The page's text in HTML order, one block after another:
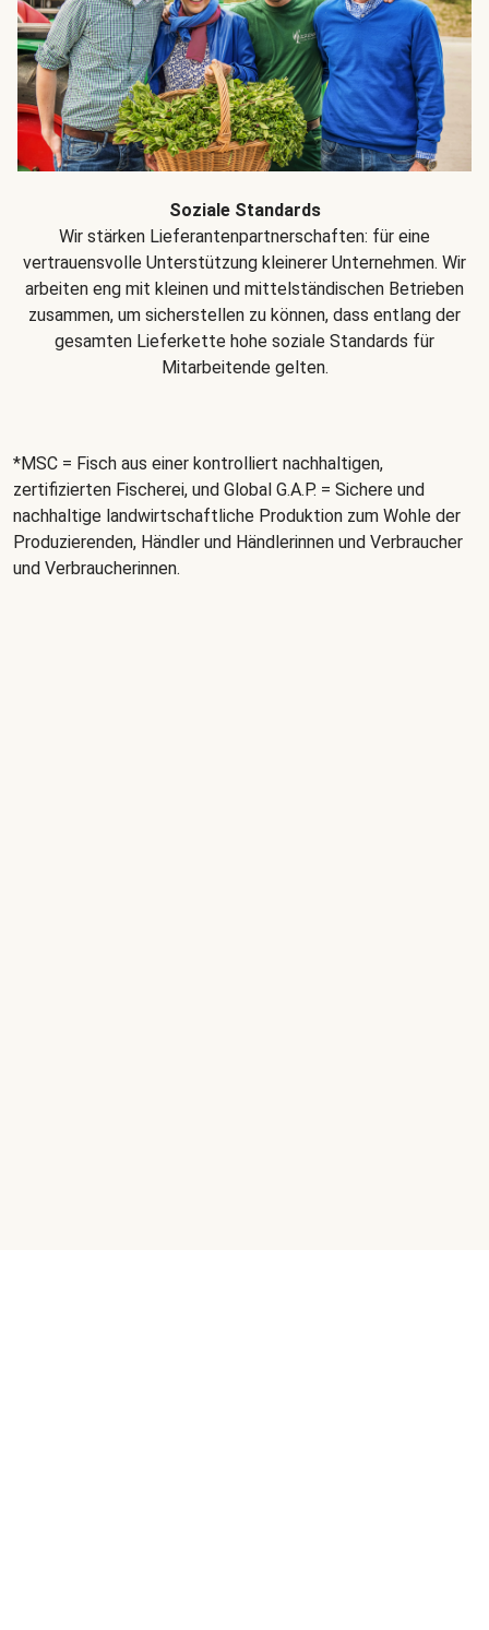
Soziale Standards
Wir stärken Lieferantenpartnerschaften: für eine
vertrauensvolle Unterstützung kleinerer Unternehmen. Wir
arbeiten eng mit kleinen und mittelständischen Betrieben
zusammen, um sicherstellen zu können, dass entlang der
gesamten Lieferkette hohe soziale Standards für
Mitarbeitende gelten.
*MSC = Fisch aus einer kontrolliert nachhaltigen,
zertifizierten Fischerei, und Global G.A.P. = Sichere und
nachhaltige landwirtschaftliche Produktion zum Wohle der
Produzierenden, Händler und Händlerinnen und Verbraucher
und Verbraucherinnen.